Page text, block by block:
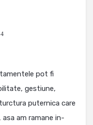
pot fi
gestiune,
puternica care
am ramane in-